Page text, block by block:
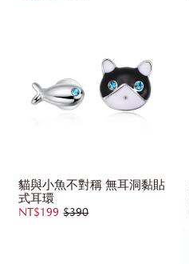
貓與小魚不對稱 無耳洞黏貼
式耳環
NT$199 $390